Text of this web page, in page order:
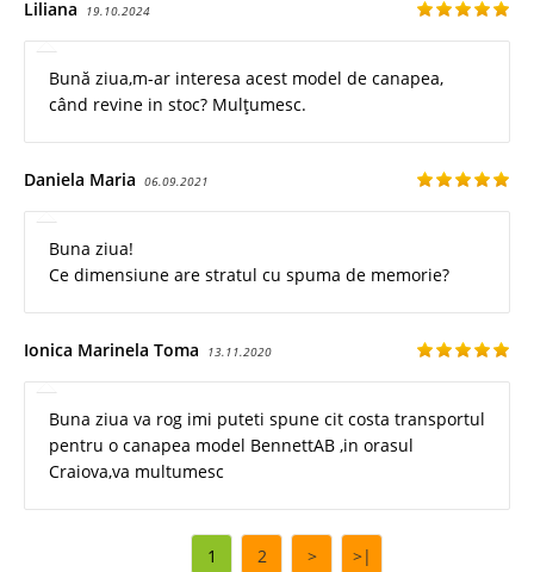
Liliana 19.10.2024
Bună ziua,m-ar interesa acest model de canapea,
când revine in stoc? Mulțumesc.
Daniela Maria 06.09.2021
Buna ziua!
Ce dimensiune are stratul cu spuma de memorie?
Ionica Marinela Toma 13.11.2020
Buna ziua va rog imi puteti spune cit costa transportul
pentru o canapea model BennettAB ,in orasul
Craiova,va multumesc
1 2 > >|